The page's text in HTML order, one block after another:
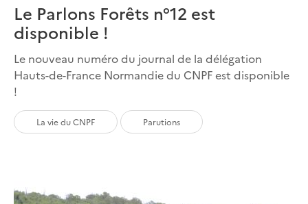
Le Parlons Forêts n°12 est
disponible !
Le nouveau numéro du journal de la délégation
Hauts-de-France Normandie du CNPF est disponible
!
La vie du CNPF Parutions